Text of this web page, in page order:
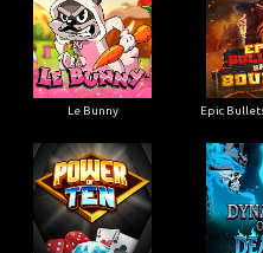
Le Bunny Epic